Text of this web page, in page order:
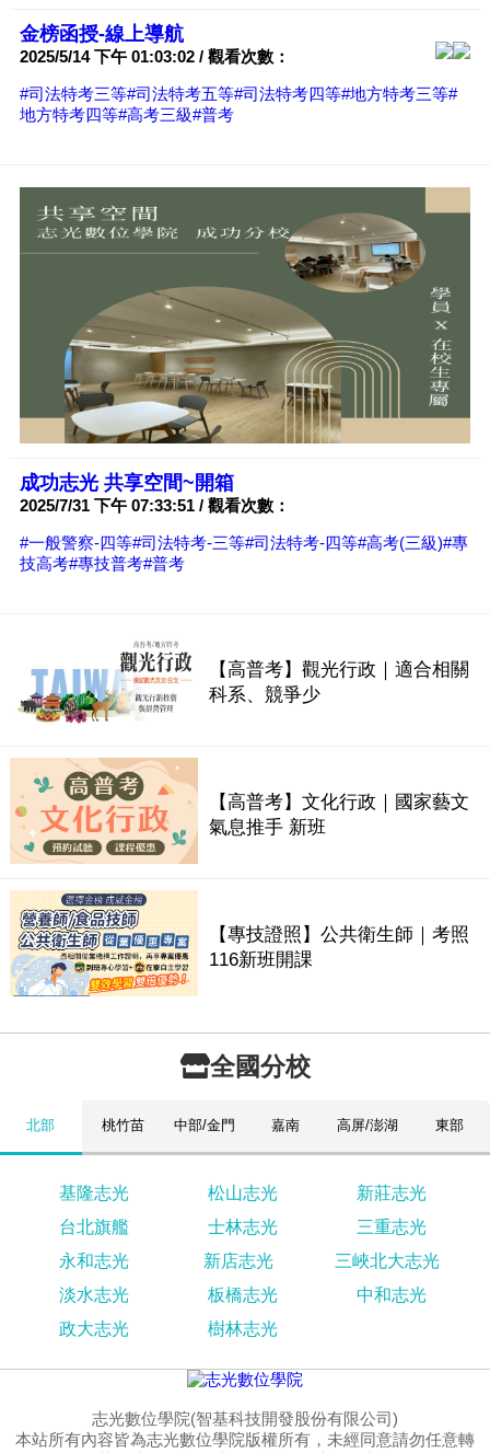
金榜函授-線上導航
2025/5/14 下午 01:03:02 / 觀看次數：
#司法特考三等#司法特考五等#司法特考四等#地方特考三等#
地方特考四等#高考三級#普考
成功志光 共享空間~開箱
2025/7/31 下午 07:33:51 / 觀看次數：
#一般警察-四等#司法特考-三等#司法特考-四等#高考(三級)#專
技高考#專技普考#普考
【高普考】觀光行政｜適合相關
科系、競爭少
【高普考】文化行政｜國家藝文
氣息推手 新班
【專技證照】公共衛生師｜考照
116新班開課
全國分校
北部 桃竹苗 中部/金門 嘉南 高屏/澎湖 東部
基隆志光 松山志光
新莊志光
台北旗艦
士林志光
三重志光
永和志光
新店志光
三峽北大志光
淡水志光
板橋志光
中和志光
政大志光
樹林志光
志光數位學院(智基科技開發股份有限公司)
本站所有內容皆為志光數位學院版權所有，未經同意請勿任意轉